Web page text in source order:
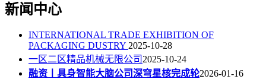
新闻中心
INTERNATIONAL TRADE EXHIBITION OF
PACKAGING DUSTRY 2025-10-28
一区二区精品机械无限公司2025-10-24
融资丨具身智能大脑公司深穹星核完成轮2026-01-16